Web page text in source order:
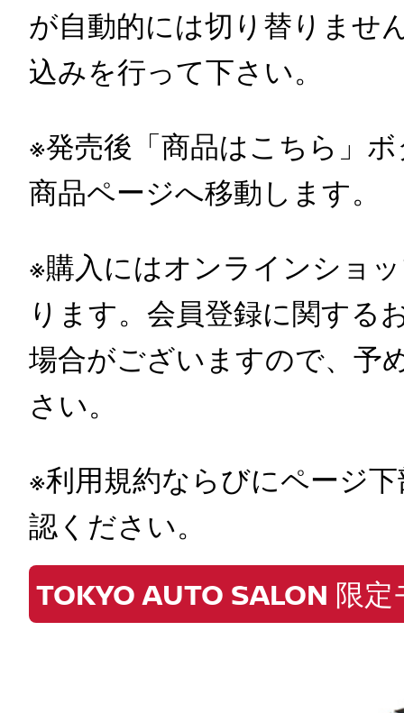
が自動的には切り替りませ
込みを行って下さい。
※発売後「商品はこちら」
商品ページへ移動します。
※購入にはオンラインショ
ります。会員登録に関する
場合がございますので、予
さい。
※利用規約ならびにページ
認ください。
TOKYO AUTO SALON 限